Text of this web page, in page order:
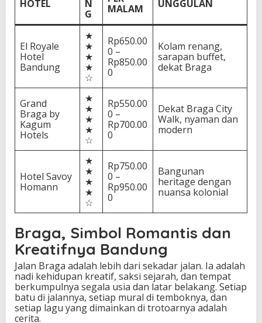
HOTEL
N
G
MALAM
UNGGULAN
El Royale
Hotel
Bandung
★
★
★
★
☆
Rp650.00
0 –
Rp850.00
0
Kolam renang,
sarapan buffet,
dekat Braga
Grand
Braga by
Kagum
Hotels
★
★
★
★
☆
Rp550.00
0 –
Rp700.00
0
Dekat Braga City
Walk, nyaman dan
modern
Hotel Savoy
Homann
★
★
★
★
☆
Rp750.00
0 –
Rp950.00
0
Bangunan
heritage dengan
nuansa kolonial
Braga, Simbol Romantis dan
Kreatifnya Bandung
Jalan Braga adalah lebih dari sekadar jalan. Ia adalah
nadi kehidupan kreatif, saksi sejarah, dan tempat
berkumpulnya segala usia dan latar belakang. Setiap
batu di jalannya, setiap mural di temboknya, dan
setiap lagu yang dimainkan di trotoarnya adalah
cerita.